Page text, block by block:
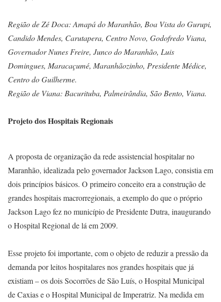
Região de Zé Doca: Amapá do Maranhão, Boa Vista do Gurupi,
Candido Mendes, Carutapera, Centro Novo, Godofredo Viana,
Governador Nunes Freire, Junco do Maranhão, Luis
Domingues, Maracaçumé, Maranhãozinho, Presidente Médice,
Centro do Guilherme.
Região de Viana: Bacurituba, Palmeirândia, São Bento, Viana.
Projeto dos Hospitais Regionais
A proposta de organização da rede assistencial hospitalar no
Maranhão, idealizada pelo governador Jackson Lago, consistia em
dois princípios básicos. O primeiro conceito era a construção de
grandes hospitais macrorregionais, a exemplo do que o próprio
Jackson Lago fez no município de Presidente Dutra, inaugurando
o Hospital Regional de lá em 2009.
Esse projeto foi importante, com o objeto de reduzir a pressão da
demanda por leitos hospitalares nos grandes hospitais que já
existiam – os dois Socorrões de São Luís, o Hospital Municipal
de Caxias e o Hospital Municipal de Imperatriz. Na medida em